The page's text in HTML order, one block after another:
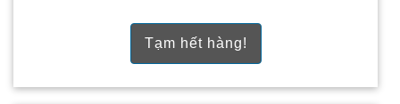
Tạm hết hàng!